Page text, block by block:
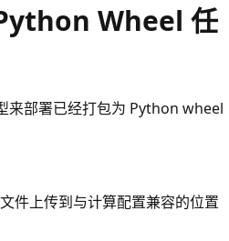
Wheel 任
来部署已经打包为 Python wheel
件上传到与计算配置兼容的位置